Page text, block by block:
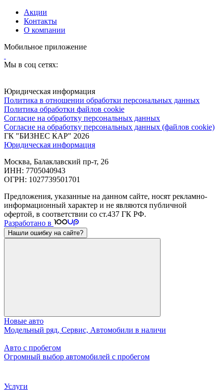
Акции
Контакты
О компании
Мобильное приложение
Мы в соц сетях:
Юридическая информация
Политика в отношении обработки персональных данных
Политика обработки файлов cookie
Согласие на обработку персональных данных
Согласие на обработку персональных данных (файлов cookie)
ГК "БИЗНЕС КАР" 2026
Юридическая информация
Москва, Балаклавский пр-т, 26
ИНН: 7705040943
ОГРН: 1027739501701
Предложения, указанные на данном сайте, носят рекламно-
информационный характер и не являются публичной
офертой, в соответствии со ст.437 ГК РФ.
Разработано в
Нашли ошибку на сайте?
Новые авто
Модельный ряд, Сервис, Автомобили в наличи
Авто с пробегом
Огромный выбор автомобилей с пробегом
Услуги